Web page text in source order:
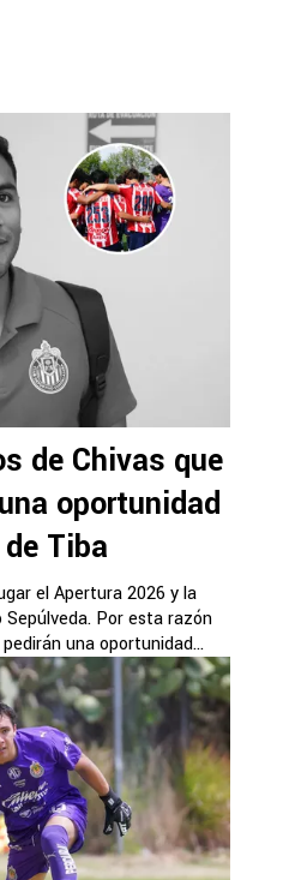
de Chivas que
oportunidad
Tiba
el Apertura 2026 y la
Sepúlveda. Por esta razón
una oportunidad...